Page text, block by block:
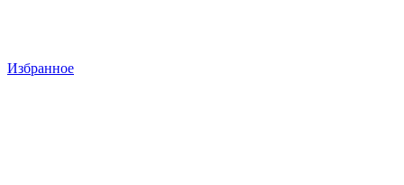
Избранное